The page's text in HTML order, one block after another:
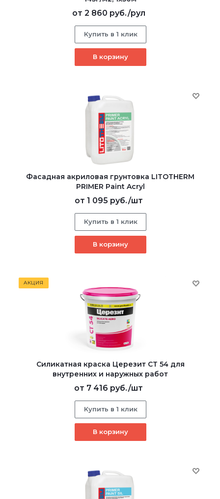
от 2 860 руб./рул
Купить в 1 клик
В корзину
Фасадная акриловая грунтовка LITOTHERM
PRIMER Paint Acryl
от 1 095 руб./шт
Купить в 1 клик
В корзину
АКЦИЯ
Силикатная краска Церезит CT 54 для
внутренних и наружных работ
от 7 416 руб./шт
Купить в 1 клик
В корзину